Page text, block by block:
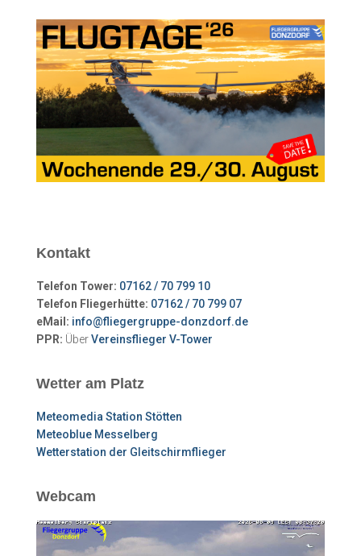
Kontakt
Telefon Tower: 07162 / 70 799 10
Telefon Fliegerhütte: 07162 / 70 799 07
eMail: info@fliegergruppe-donzdorf.de
PPR: ÜberVereinsflieger V-Tower
Wetter am Platz
Meteomedia Station Stötten
Meteoblue Messelberg
Wetterstation der Gleitschirmflieger
Webcam